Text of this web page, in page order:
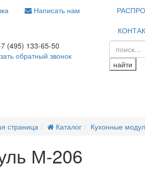
Написать нам
(495) 133-65-50
обратный звонок
найти
страница Каталог Кухонные
М-206